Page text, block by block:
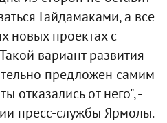
Гайдамаками, а все
новых проектах с
вариант развития
предложен самим
отказались от него", -
пресс-службы Ярмолы.